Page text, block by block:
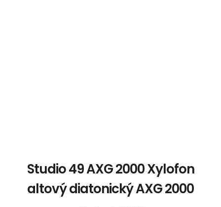
Studio 49 AXG 2000 Xylofon
altový diatonický AXG 2000